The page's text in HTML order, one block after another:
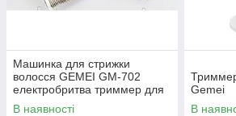
Машинка для стрижки
волосся GEMEI GM-702
електробритва триммер для
бороди
В наявності
Gemei
В